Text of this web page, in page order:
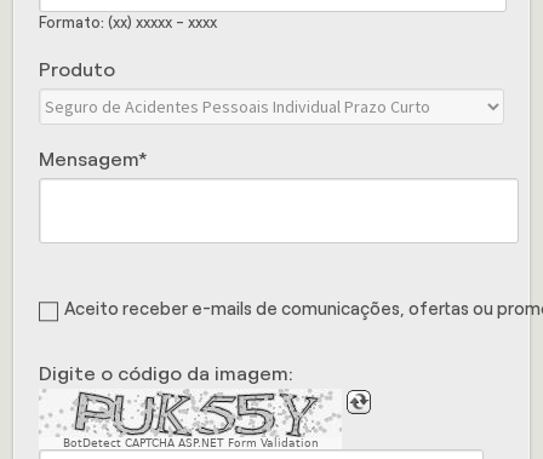
Formato: (xx) xxxxx - xxxx
Produto
Mensagem
Aceito receber e-mails de comunicações, ofertas ou
Digite o código da imagem:
BotDetect CAPTCHA ASP.NET Form Validation